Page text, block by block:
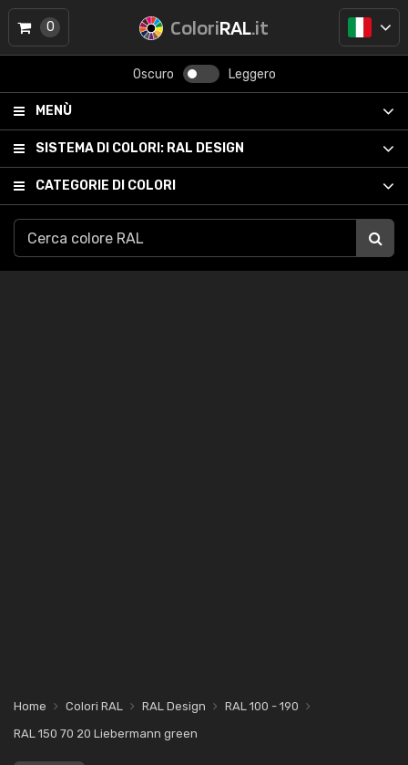
ColoriRAL.it
Oscuro Leggero
MENÙ
SISTEMA DI COLORI: RAL DESIGN
CATEGORIE DI COLORI
0
Home Colori RAL RAL Design
RAL 100 - 190
RAL 150 70 20 Liebermann green